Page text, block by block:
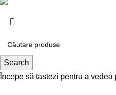
Search
Începe să tastezi pentru a